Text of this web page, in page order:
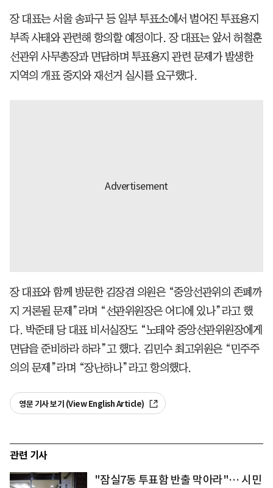
장 대표는 서울 송파구 등 일부 투표소에서 벌어진 투표용지
부족 사태와 관련해 항의할 예정이다. 장 대표는 앞서 허철훈
선관위 사무총장과 면담하며 투표용지 관련 문제가 발생한
지역의 개표 중지와 재선거 실시를 요구했다.
장 대표와 함께 방문한 김장겸 의원은 “중앙선관위의 존폐까
지 거론될 문제”라며 “선관위원장은 어디에 있나”라고 했
다. 박준태 당 대표 비서실장도 “노태악 중앙선관위원장에게
면담을 준비하라 하라”고 했다. 김민수 최고위원은 “민주주
의의 문제”라며 “장난하나”라고 항의했다.
영문 기사 보기 (View English Article)
관련 기사
"잠실7동 투표함 반출 막아라"… 시민